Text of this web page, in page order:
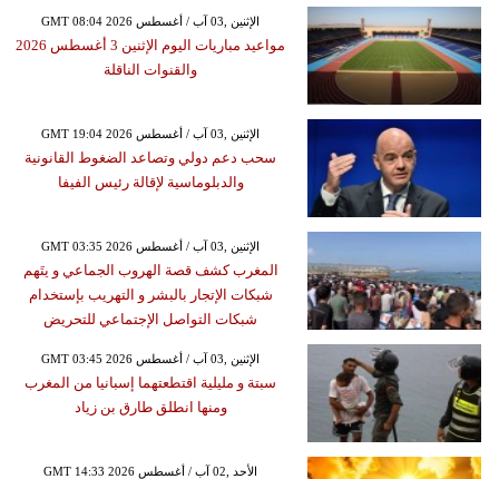
GMT 08:04 2026 الإثنين ,03 آب / أغسطس
مواعيد مباريات اليوم الإثنين 3 أغسطس 2026
والقنوات الناقلة
GMT 19:04 2026 الإثنين ,03 آب / أغسطس
سحب دعم دولي وتصاعد الضغوط القانونية
والدبلوماسية لإقالة رئيس الفيفا
GMT 03:35 2026 الإثنين ,03 آب / أغسطس
المغرب كشف قصة الهروب الجماعي و يتَهم
شبكات الإتجار بالبشر و التهريب بإستخدام
شبكات التواصل الإجتماعي للتحريض
GMT 03:45 2026 الإثنين ,03 آب / أغسطس
سبتة و مليلية اقتطعتهما إسبانيا من المغرب
ومنها انطلق طارق بن زياد
GMT 14:33 2026 الأحد ,02 آب / أغسطس